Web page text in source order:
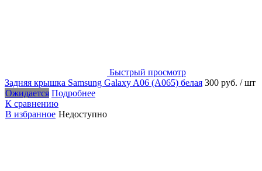
Быстрый просмотр
Задняя крышка Samsung Galaxy A06 (A065) белая 300 руб. / шт
Ожидается Подробнее
К сравнению
В избранное Недоступно